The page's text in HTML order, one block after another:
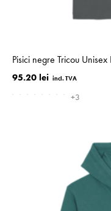
Pisici negre Tricou
95.20 lei
+3